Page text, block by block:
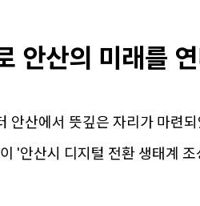
안산의 미래를
안산에서 뜻깊은 자리가 마련
'안산시 디지털 전환 생태계